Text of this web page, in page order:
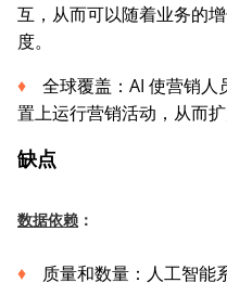
互，从而可以随着业务的
度。
全球覆盖：AI 使营销人
置上运行营销活动，从而
缺点
数据依赖 ：
质量和数量：人工智能